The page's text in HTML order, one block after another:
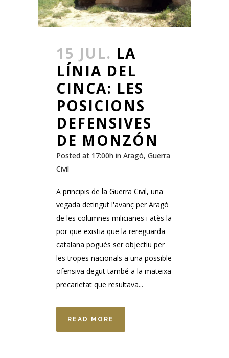
15 JUL. LA
LÍNIA DEL
CINCA: LES
POSICIONS
DEFENSIVES
DE MONZÓN
Posted at 17:00h in Aragó, Guerra
Civil
A principis de la Guerra Civil, una
vegada detingut l'avanç per Aragó
de les columnes milicianes i atès la
por que existia que la rereguarda
catalana pogués ser objectiu per
les tropes nacionals a una possible
ofensiva degut també a la mateixa
precarietat que resultava...
READ MORE